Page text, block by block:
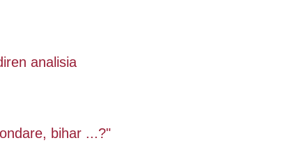
analisia
bihar ...?"